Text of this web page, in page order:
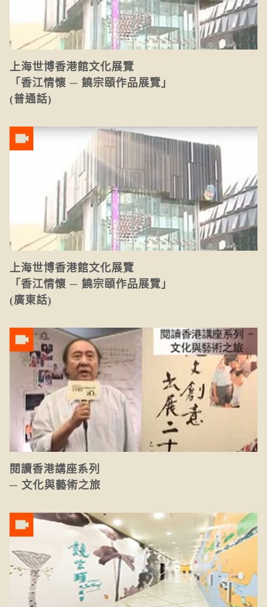
上海世博香港館文化展覽
「香江情懷 ─ 饒宗頤作品展覽」
(普通話)
上海世博香港館文化展覽
「香江情懷 ─ 饒宗頤作品展覽」
(廣東話)
閱讀香港講座系列
─ 文化與藝術之旅